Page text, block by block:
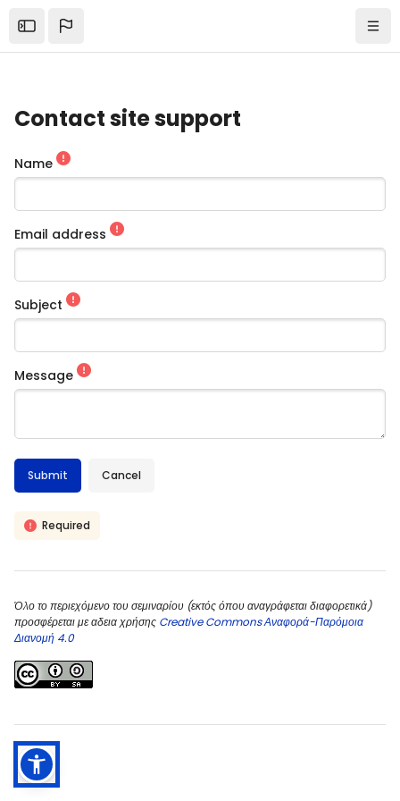
Open the sidebar
Contact site support
Name
Email address
Subject
Message
Required
Όλο το περιεχόμενο του σεμιναρίου (εκτός όπου αναγράφεται διαφορετικά)
προσφέρεται με αδεια χρήσης Creative Commons Αναφορά-Παρόμοια
Διανομή 4.0